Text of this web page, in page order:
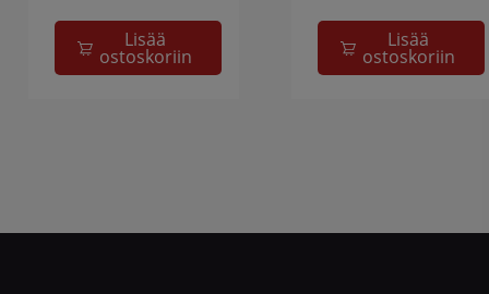
Lisää
ostoskoriin
Lisää
ostoskoriin